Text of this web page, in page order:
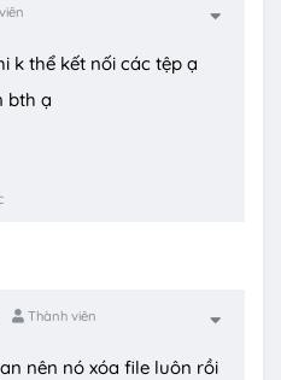
k thể kết nối các tệp ạ
bth ạ
Thành viên
nên nó xóa file luôn rồi